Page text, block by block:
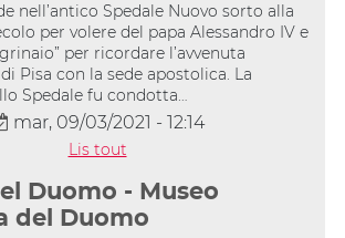
nell’antico Spedale Nuovo sorto alla
per volere del papa Alessandro IV e
per ricordare l’avvenuta
Pisa con la sede apostolica. La
Spedale fu condotta…
mar, 09/03/2021 - 12:14
Lis tout
Duomo - Museo
del Duomo